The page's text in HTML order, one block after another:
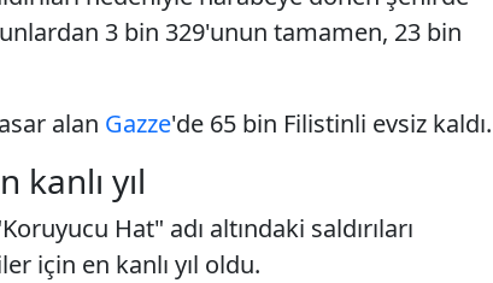
3 bin 329'unun tamamen, 23 bin
alan Gazze'de 65 bin Filistinli evsiz kaldı.
kanlı yıl
Hat" adı altındaki saldırıları
için en kanlı yıl oldu.